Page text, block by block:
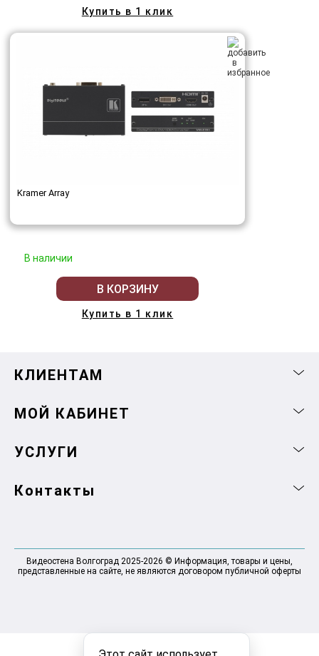
Купить в 1 клик
Kramer Array
В наличии
В КОРЗИНУ
Купить в 1 клик
КЛИЕНТАМ
МОЙ КАБИНЕТ
УСЛУГИ
Контакты
Видеостена Волгоград 2025-2026 © Информация, товары и цены,
представленные на сайте, не являются договором публичной оферты